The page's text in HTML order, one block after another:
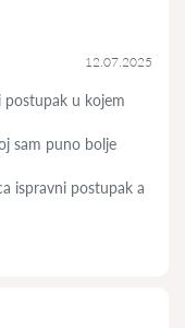
12.07.2025
postupak u kojem
sam puno bolje
ispravni postupak a